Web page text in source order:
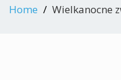
Home Wielkanocne